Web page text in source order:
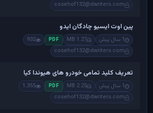
cosehof132@dwriters.com
پین اوت ایسیو چادگان ایدو
1 سال پیش 1.27 MB
PDF
932
cosehof132@dwriters.com
تعریف کلید تمامی خودرو های هیوندا کیا
1 سال پیش 2.25 MB
PDF
1,355
cosehof132@dwriters.com